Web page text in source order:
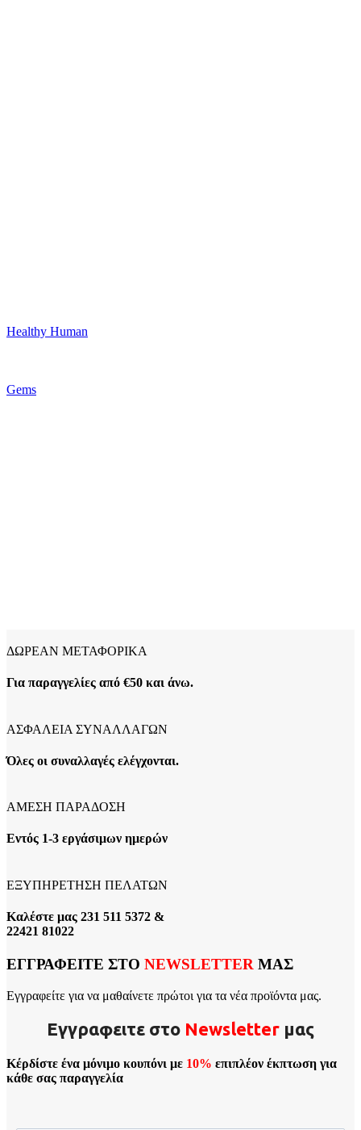
Healthy Human
Gems
ΔΩΡΕΑΝ ΜΕΤΑΦΟΡΙΚΑ
Για παραγγελίες από €50 και άνω.
ΑΣΦΑΛΕΙΑ ΣΥΝΑΛΛΑΓΩΝ
Όλες οι συναλλαγές ελέγχονται.
ΑΜΕΣΗ ΠΑΡΑΔΟΣΗ
Εντός 1-3 εργάσιμων ημερών
ΕΞΥΠΗΡΕΤΗΣΗ ΠΕΛΑΤΩΝ
Καλέστε μας 231 511 5372 &
22421 81022
ΕΓΓΡΑΦΕΙΤΕ ΣΤΟ NEWSLETTER ΜΑΣ
Εγγραφείτε για να μαθαίνετε πρώτοι για τα νέα προϊόντα μας.
Εγγραφειτε στο Νewsletter μας
Κέρδίστε ένα μόνιμο κουπόνι με 10% επιπλέον έκπτωση για
κάθε σας παραγγελία